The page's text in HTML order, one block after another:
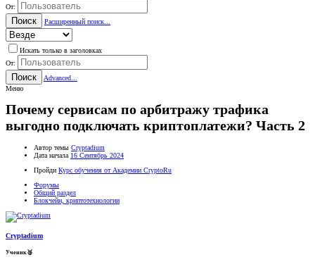
От:
Поиск Расширенный поиск...
Искать только в заголовках
От:
Поиск
Advanced...
Меню
Почему сервисам по арбитражу трафика
выгодно подключать криптоплатежи? Часть 2
Автор темы Cryptadium
Дата начала 16 Сентябрь 2024
Пройди Курс обучения от Академии CryptoRu
Форумы
Общий раздел
Блокчейн, криптотехнологии
Cryptadium
Ученик🥈